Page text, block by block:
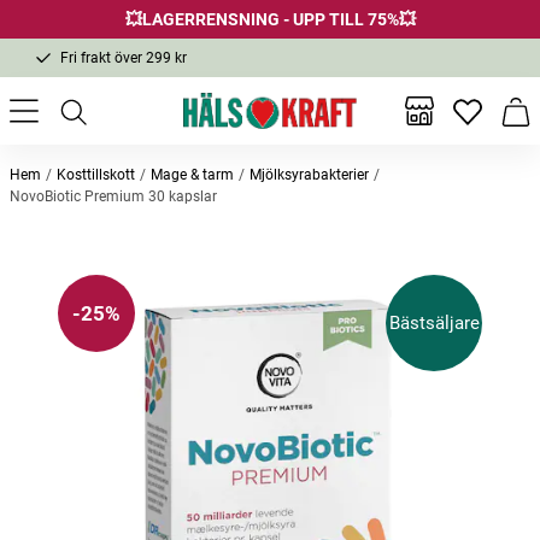
💥LAGERRENSNING - UPP TILL 75%💥
Fri frakt över 299 kr
1-3 dagars leverans
Samma pris i butik & online
Fri frakt över 299 kr
Inga
Hem Kosttillskott Mage & tarm
Mjölksyrabakterier
NovoBiotic Premium 30 kapslar
-25% Bästsäljare